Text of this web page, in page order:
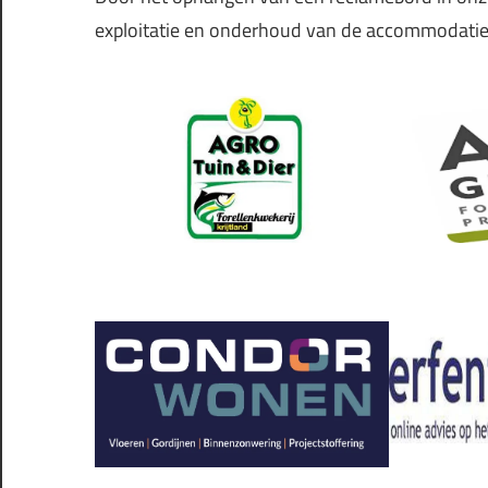
exploitatie en onderhoud van de